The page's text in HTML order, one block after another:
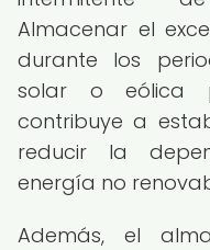
Almacenar el
durante los
solar o eólica
contribuye a
reducir la
energía no
Además, el